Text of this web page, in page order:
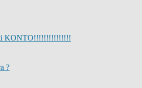
KONTO!!!!!!!!!!!!!!!
?